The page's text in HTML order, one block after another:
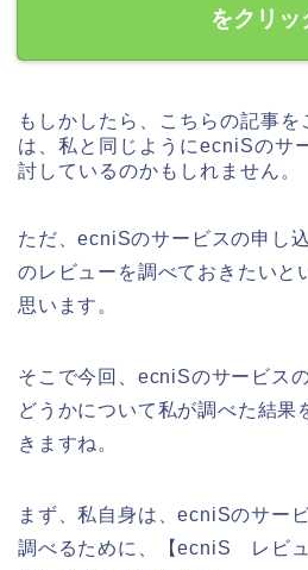
をクリッ
もしかしたら、こちらの記事
は、私と同じようにecniSのサ
討しているのかもしれません。
ただ、ecniSのサービスの申し
のレビューを調べておきたいと
思います。
そこで今回、ecniSのサービス
どうかについて私が調べた結果
きますね。
まず、私自身は、ecniSのサー
調べるために、【ecniS レビ